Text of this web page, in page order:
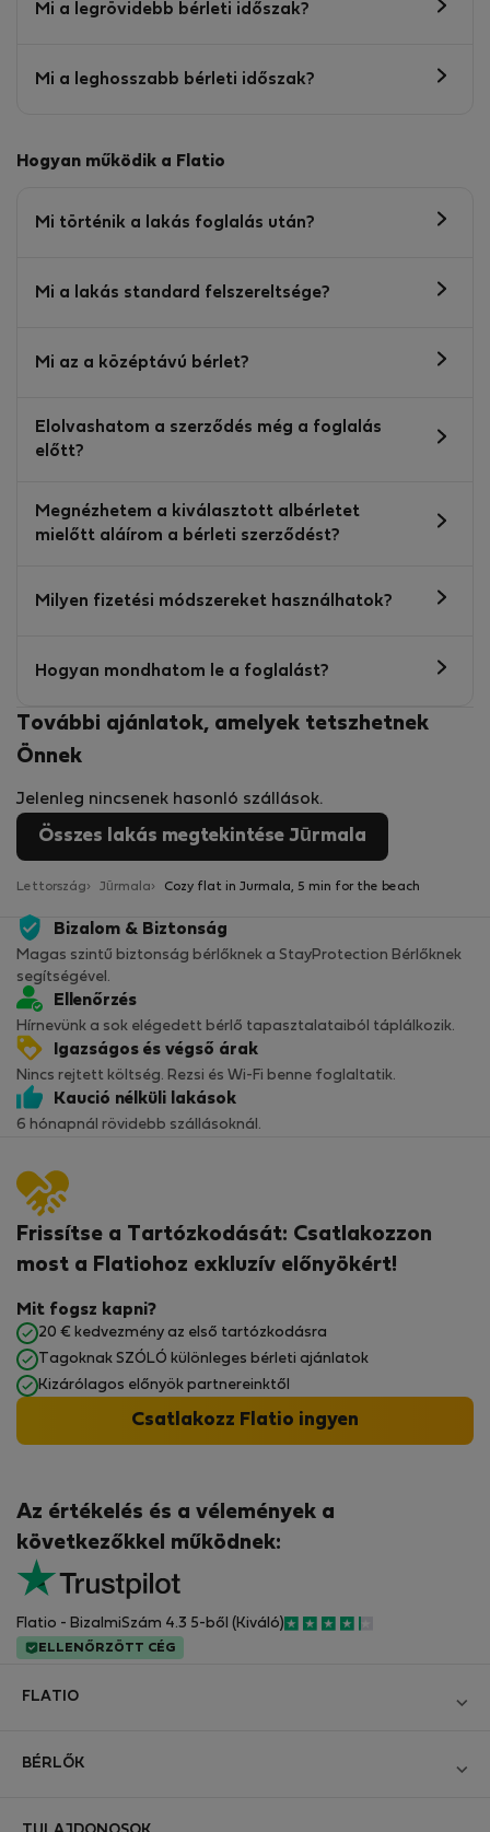
Mi a legrövidebb bérleti időszak?
Mi a leghosszabb bérleti időszak?
Hogyan működik a Flatio
Mi történik a lakás foglalás után?
Mi a lakás standard felszereltsége?
Mi az a középtávú bérlet?
Elolvashatom a szerződés még a foglalás
előtt?
Megnézhetem a kiválasztott albérletet
mielőtt aláírom a bérleti szerződést?
Milyen fizetési módszereket használhatok?
Hogyan mondhatom le a foglalást?
További ajánlatok, amelyek tetszhetnek
Önnek
Jelenleg nincsenek hasonló szállások.
Összes lakás megtekintése Jūrmala
Lettország Jūrmala Cozy flat in Jurmala, 5 min for the beach
Bizalom & Biztonság
Magas szintű biztonság bérlőknek a StayProtection Bérlőknek
segítségével.
Ellenőrzés
Hírnevünk a sok elégedett bérlő tapasztalataiból táplálkozik.
Igazságos és végső árak
Nincs rejtett költség. Rezsi és Wi-Fi benne foglaltatik.
Kaució nélküli lakások
6 hónapnál rövidebb szállásoknál.
Az értékelés és a vélemények a
következőkkel működnek:
Flatio - BizalmiSzám 4.3 5-ből (Kiváló)
ELLENŐRZÖTT CÉG
Frissítse a Tartózkodását: Csatlakozzon
most a Flatiohoz exkluzív előnyökért!
Mit fogsz kapni?
20 € kedvezmény az első tartózkodásra
Tagoknak SZÓLÓ különleges bérleti ajánlatok
Kizárólagos előnyök partnereinktől
Csatlakozz Flatio ingyen
FLATIO
Csatlakozzon a Digitális Nomád Tesztelő Klubhoz
BÉRLŐK